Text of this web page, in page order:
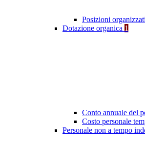
Posizioni
Dotazione organica 1
Conto annuale del
Costo personale
Personale non a tempo